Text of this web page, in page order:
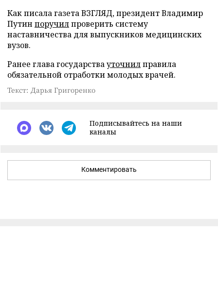
Как писала газета ВЗГЛЯД, президент Владимир
Путин поручилпроверить систему
наставничества для выпускников медицинских
вузов.
Ранее глава государствауточнилправила
обязательной отработки молодых врачей.
Текст: Дарья Григоренко
Подписывайтесь на наши
каналы
Комментировать